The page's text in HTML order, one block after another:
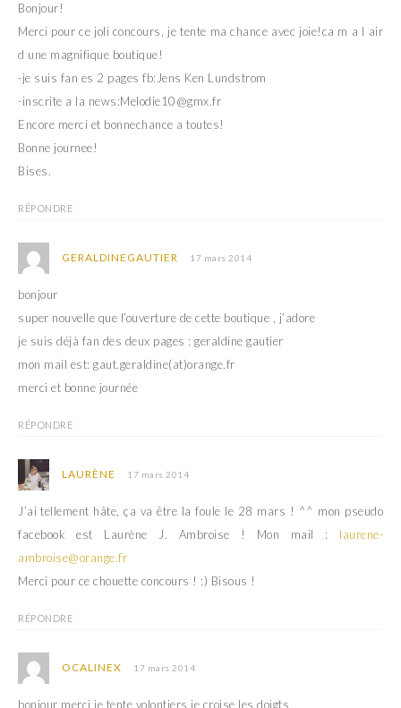
Bonjour!
Merci pour ce joli concours, je tente ma chance avec joie!ca m a l air
d une magnifique boutique!
-je suis fan es 2 pages fb:Jens Ken Lundstrom
-inscrite a la news:Melodie10@gmx.fr
Encore merci et bonnechance a toutes!
Bonne journee!
Bises.
RÉPONDRE
GERALDINEGAUTIER 17 mars 2014
bonjour
super nouvelle que l’ouverture de cette boutique , j’adore
je suis déjà fan des deux pages : geraldine gautier
mon mail est: gaut.geraldine(at)orange.fr
merci et bonne journée
RÉPONDRE
LAURÈNE 17 mars 2014
J’ai tellement hâte, ça va être la foule le 28 mars ! ^^ mon pseudo
facebook est Laurène J. Ambroise ! Mon mail : laurene-
ambroise@orange.fr
Merci pour ce chouette concours ! :) Bisous !
RÉPONDRE
OCALINEX 17 mars 2014
bonjour merci je tente volontiers je croise les doigts